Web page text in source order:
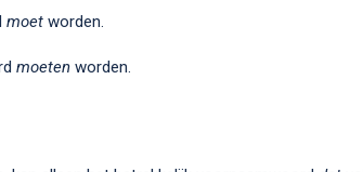
moet worden.
moeten worden.